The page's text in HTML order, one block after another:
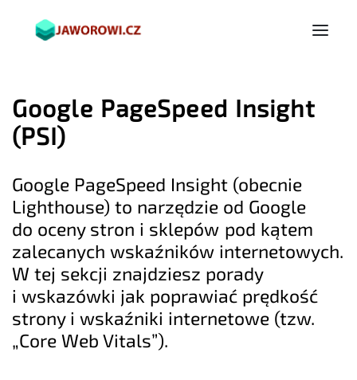
Google PageSpeed Insight
(PSI)
Google PageSpeed Insight (obecnie
Lighthouse) to narzędzie od Google
do oceny stron i sklepów pod kątem
zalecanych wskaźników internetowych.
W tej sekcji znajdziesz porady
i wskazówki jak poprawiać prędkość
strony i wskaźniki internetowe (tzw.
„Core Web Vitals”).